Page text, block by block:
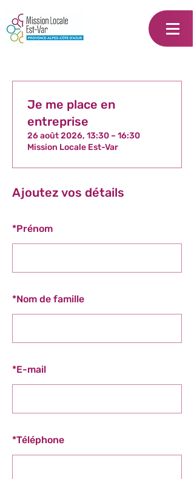
Ajoutez vos détails
*Prénom
*Nom de famille
*E-mail
*Téléphone
Je me place en
entreprise
26 août 2026, 13:30 – 16:30
Mission Locale Est-Var